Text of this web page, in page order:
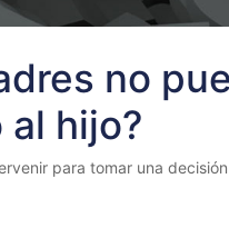
no
hijo?
para tomar una